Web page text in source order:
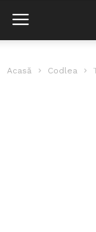
Acasă Codlea